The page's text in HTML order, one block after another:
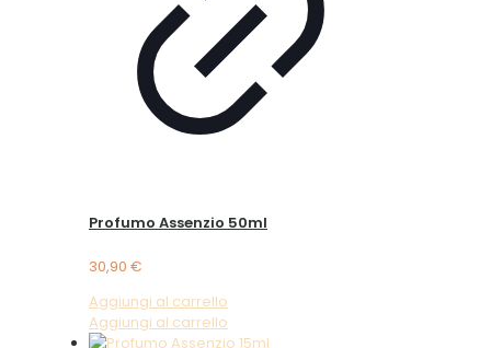
Profumo Assenzio 50ml
30,90 €
Aggiungi al carrello
Aggiungi al carrello